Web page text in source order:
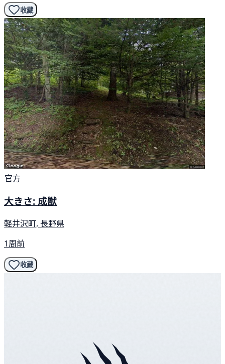
收藏
官方
大きさ: 成獣
軽井沢町, 長野県
1周前
收藏